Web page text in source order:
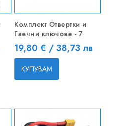
Комплект Отвертки и
Гаечни ключове - 7
Цена
19,80 € / 38,73 лв
КУПУВАМ